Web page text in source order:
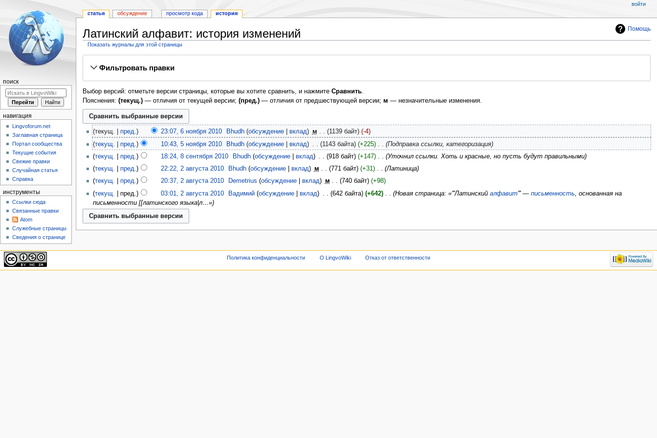
Помощь
Латинский алфавит: история изменений
Показать журналы для этой страницы
Фильтровать правки
Выбор версий: отметьте версии страницы, которые вы хотите сравнить, и нажмите Сравнить.
Пояснения: (текущ.)— отличия от текущей версии; (пред.)— отличия от предшествующей версии; м — незначительные изменения.
текущ. пред. 23:07, 6 ноября 2010‎ Bhudh обсуждение вклад м 1139 байт
-4
текущ.
пред. 10:43, 5 ноября 2010‎ Bhudh обсуждение вклад 1143 байта +225 ‎
Подправка ссылки, категоризация
текущ.
пред. 18:24, 8 сентября 2010‎ Bhudh обсуждение вклад 918 байт +147 ‎
Уточнил ссылки. Хоть и красные, но пусть будут правильными
текущ.
пред. 22:22, 2 августа 2010‎ Bhudh обсуждение вклад м 771 байт +31 ‎
Латиница
текущ.
пред. 20:37, 2 августа 2010‎ Demetrius обсуждение вклад м 740 байт
+98
текущ.
пред. 03:01, 2 августа 2010‎ Вадимий обсуждение вклад 642 байта +642 ‎ Новая страница: «'''Латинский алфавит''' — письменность , основанная на
письменности [[латинского языка|л…»
статья обсуждение просмотр кода история
войти
поиск
навигация
Lingvoforum.net
Заглавная страница
Портал сообщества
Текущие события
Свежие правки
Случайная статья
Справка
инструменты
Ссылки сюда
Связанные правки
Atom
Служебные страницы
Сведения о странице
Политика конфиденциальности О LingvoWiki Отказ от ответственности